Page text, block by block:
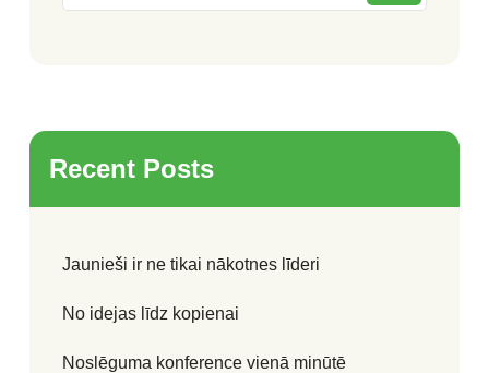
Recent Posts
Jaunieši ir ne tikai nākotnes līderi
No idejas līdz kopienai
Noslēguma konference vienā minūtē